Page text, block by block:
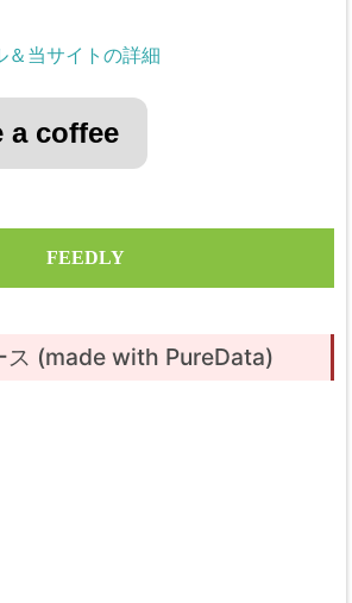
＆当サイトの詳細
a coffee
FEEDLY
ス (made with PureData)